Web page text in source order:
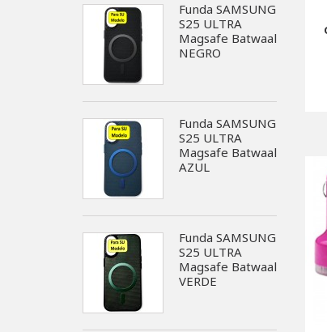
Funda SAMSUNG
S25 ULTRA
Magsafe Batwaal
NEGRO
Funda SAMSUNG
S25 ULTRA
Magsafe Batwaal
AZUL
Funda SAMSUNG
S25 ULTRA
Magsafe Batwaal
VERDE